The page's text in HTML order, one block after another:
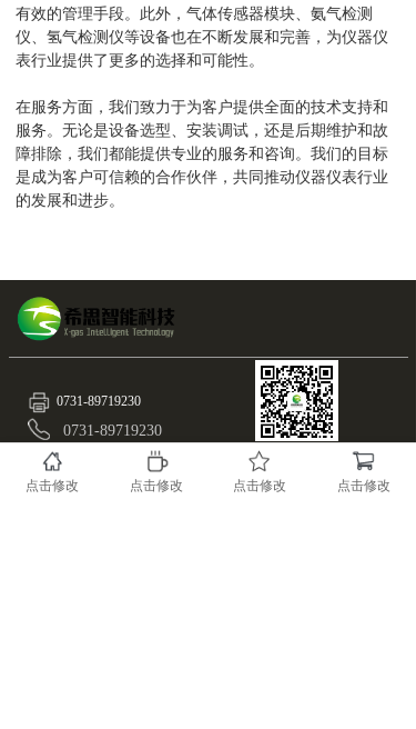
有效的管理手段。此外，气体传感器模块、氨气检测
仪、氢气检测仪等设备也在不断发展和完善，为仪器仪
表行业提供了更多的选择和可能性。
在服务方面，我们致力于为客户提供全面的技术支持和
服务。无论是设备选型、安装调试，还是后期维护和故
障排除，我们都能提供专业的服务和咨询。我们的目标
是成为客户可信赖的合作伙伴，共同推动仪器仪表行业
的发展和进步。
随时关注X-GAS最新资
讯！
0731-89719230
info@x-gas.com
湖南.长沙.国家高新区麓谷基地麓天路8号
0731-89719230
点击修改 点击修改 点击修改 点击修改